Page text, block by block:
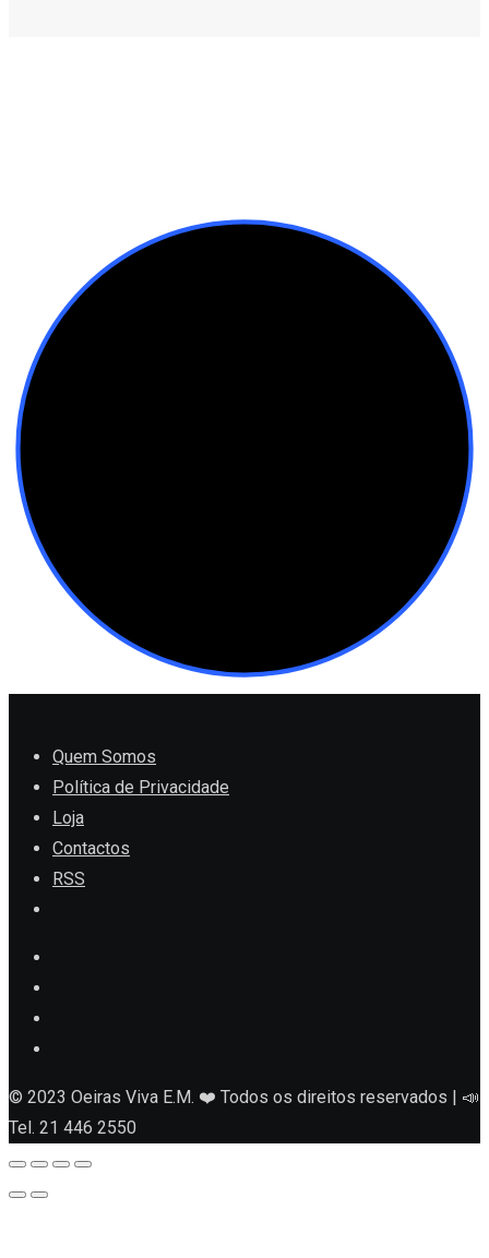
Quem Somos
Política de Privacidade
Loja
Contactos
RSS
© 2023 Oeiras Viva E.M. ❤️ Todos os direitos reservados | 📣
Tel. 21 446 2550